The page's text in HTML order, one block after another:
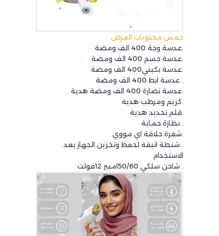
خمس محتويات العرض
.عدسة وجة 400 الف ومضة
.عدسة جسم 400 الف ومضة
.عدسة بكيني400 الف ومضة
. عدسة ابط 400 الف ومضة
.عدسة نضارة 400 الف ومضة هدية
.كريم ومرطب هدية
.قلم تحديد هدية
. نظارة حماية
.شفرة حلاقة اي مووي
. شنطة انيقة لحفظ وتخزين الجهاز بعد
الاستخدام
. شاحن سلكي 50/60امبير 12فولت